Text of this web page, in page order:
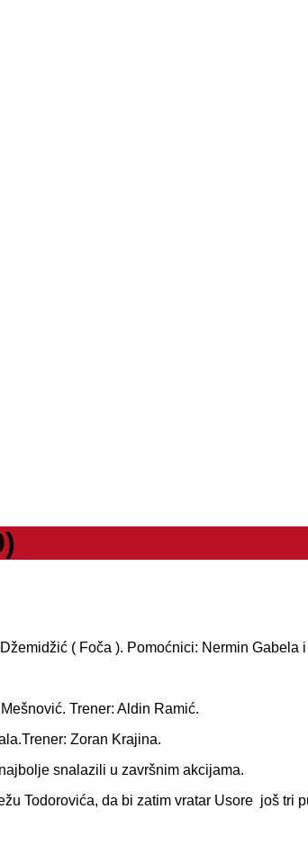
( Foča ). Pomoćnici: Nermin Gabela
Trener: Aldin Ramić.
Zoran Krajina.
snalazili u završnim akcijama.
Todorovića, da bi zatim vratar Usore još tri